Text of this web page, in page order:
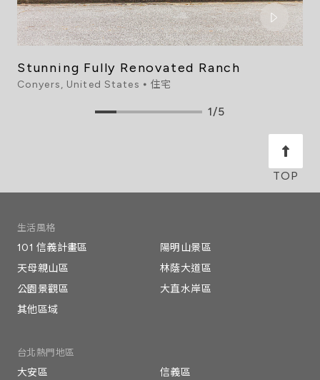
Stunning Fully Renovated Ranch
Conyers, United States ⦁ 住宅
1/5
生活風格
101 信義計畫區
陽明山景區
天母親山區
林蔭大道區
公園景觀區
大直水岸區
其他區域
台北熱門地區
大安區
信義區